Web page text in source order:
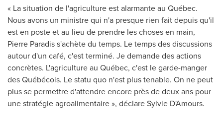
« La situation de l'agriculture est alarmante au Québec.
Nous avons un ministre qui n'a presque rien fait depuis qu'il
est en poste et au lieu de prendre les choses en main,
Pierre Paradiss'achète du temps. Le temps des discussions
autour d'un café, c'est terminé. Je demande des actions
concrètes. L'agriculture au Québec, c'est le garde-manger
des Québécois. Le statu quo n'est plus tenable. On ne peut
plus se permettre d'attendre encore près de deux ans pour
une stratégie agroalimentaire », déclare Sylvie D'Amours.